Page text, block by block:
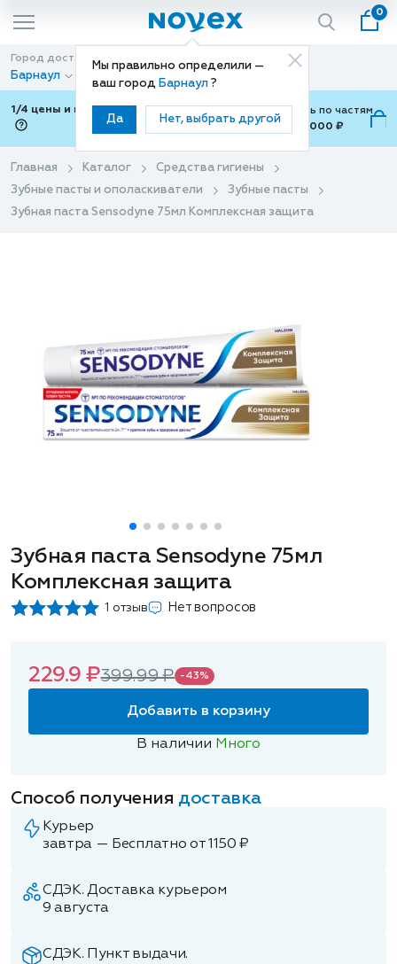
Мы правильно определили —
ваш город Барнаул ?
Да Нет, выбрать другой
0
Город доставки
Барнаул
Способ доставки
Доставка
1/4 цены и покупки ваши с Подели
Можно оплатить по частям
от 700 ₽ до 15,000 ₽
Главная Каталог
Средства гигиены
Зубные пасты и ополаскиватели
Зубные пасты
Зубная паста Sensodyne 75мл Комплексная защита
Зубная паста Sensodyne 75мл
Комплексная защита
1 отзыв Нет вопросов
229.9 ₽399.99 ₽ -43%
Добавить в корзину
В наличии Много
Способ получения доставка
Курьер
завтра — Бесплатно от 1150 ₽
СДЭК. Доставка курьером
9 августа
СДЭК. Пункт выдачи.